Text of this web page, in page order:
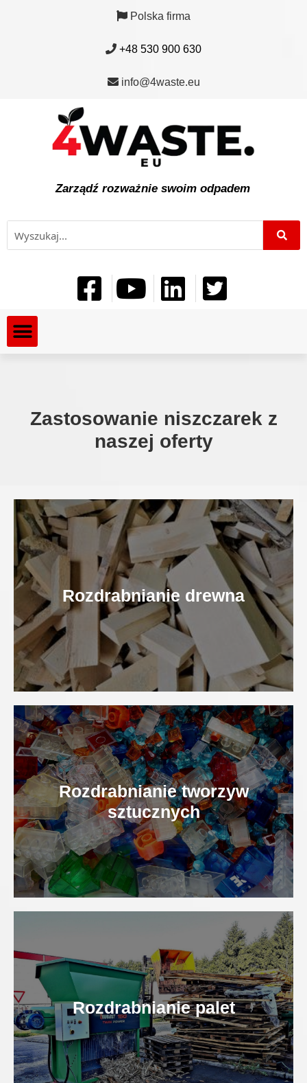
Polska firma
+48 530 900 630
info@4waste.eu
Zarządź rozważnie swoim odpadem
Zastosowanie niszczarek z
naszej oferty
Rozdrabnianie drewna
Rozdrabnianie tworzyw
sztucznych
Rozdrabnianie palet